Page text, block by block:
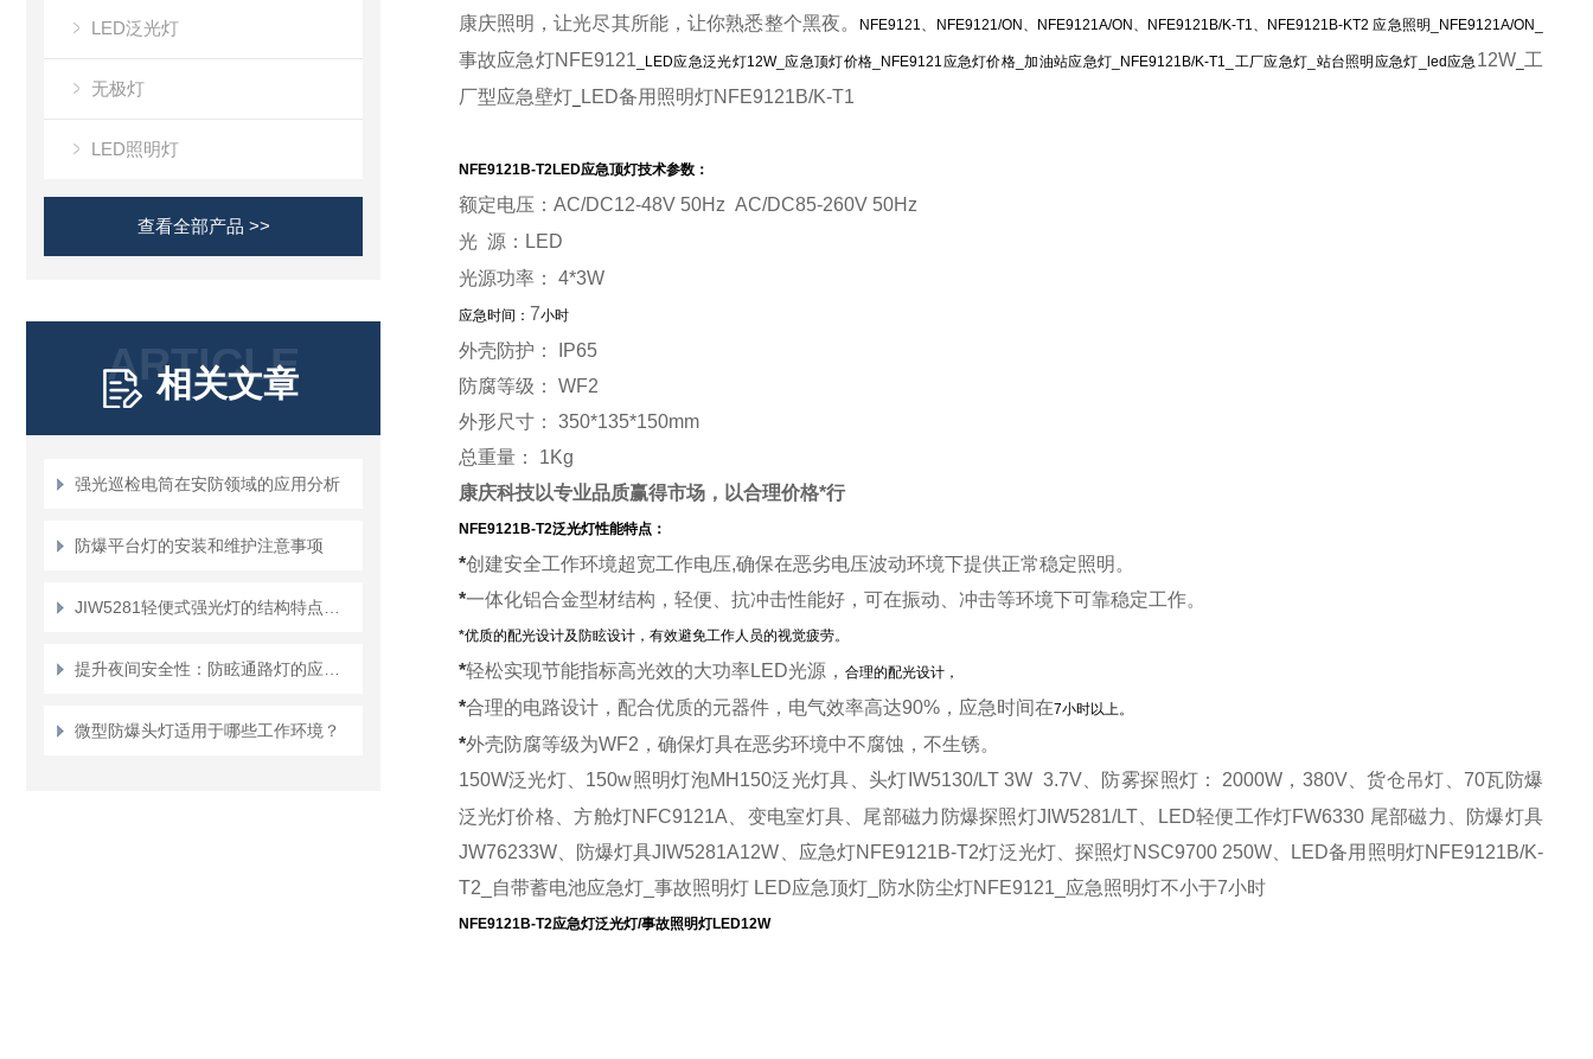
LED泛光灯
无极灯
LED照明灯
查看全部产品 >>
ARTICLE
相关文章
强光巡检电筒在安防领域的应用分析
防爆平台灯的安装和维护注意事项
微型防爆头灯适用于哪些工作环境？
康庆照明，让光尽其所能，让你熟悉整个黑夜。 NFE9121、NFE9121/ON、NFE9121A/ON、NFE9121B/K-T1、NFE9121B-KT2 应急照明_NFE9121A/ON_
事故应急灯NFE9121 _LED应急泛光灯12W_应急顶灯价格_NFE9121应急灯价格_加油站应急灯_NFE9121B/K-T1_工厂应急灯_站台照明应急灯_led应急 12W 工
厂型应急壁灯
LED备用照明灯NFE9121B/K-T1
NFE9121B-T2LED应急顶灯技术参数：
额定电压： AC/DC12-48V 50Hz AC/DC85-260V 50Hz
光 源： LED
光源功率：
4*3W
应急时间： 7小时
外壳防护：
IP65
防腐等级：
WF2
外形尺寸：
350*135*150mm
总重量：
1Kg
康庆科技以专业品质赢得市场，以合理价格*行
NFE9121B-T2泛光灯性能特点：
*创建安全工作环境超宽工作电压,确保在恶劣电压波动环境下提供正常稳定照明。
*一体化铝合金型材结构，轻便、抗冲击性能好，可在振动、冲击等环境下可靠稳定工作。
*优质的配光设计及防眩设计，有效避免工作人员的视觉疲劳。
*轻松实现节能指标高光效的大功率LED光源， 合理的配光设计，
*合理的电路设计，配合优质的元器件，电气效率高达90%，应急时间在7小时以上。
*外壳防腐等级为WF2，确保灯具在恶劣环境中不腐蚀，不生锈。
150W泛光灯、150w照明灯泡MH150泛光灯具 、头灯 IW5130/LT 3W 3.7V、 防雾探照灯： 2000W，380V、货仓吊灯、70瓦防爆
泛光灯价格、方舱灯NFC9121A 、变电室灯具、尾部磁力防爆探照灯JIW5281/LT、LED轻便工作灯FW6330 尾部磁力、防爆灯具
JW76233W、防爆灯具JIW5281A12W、 应急灯NFE9121B-T2灯泛光灯 、探照灯NSC9700 250W、LED备用照明灯NFE9121B/K-
T2_自带蓄电池应急灯_事故照明灯 LED应急顶灯_防水防尘灯NFE9121_应急照明灯不小于7小时
NFE9121B-T2应急灯泛光灯/事故照明灯LED12W